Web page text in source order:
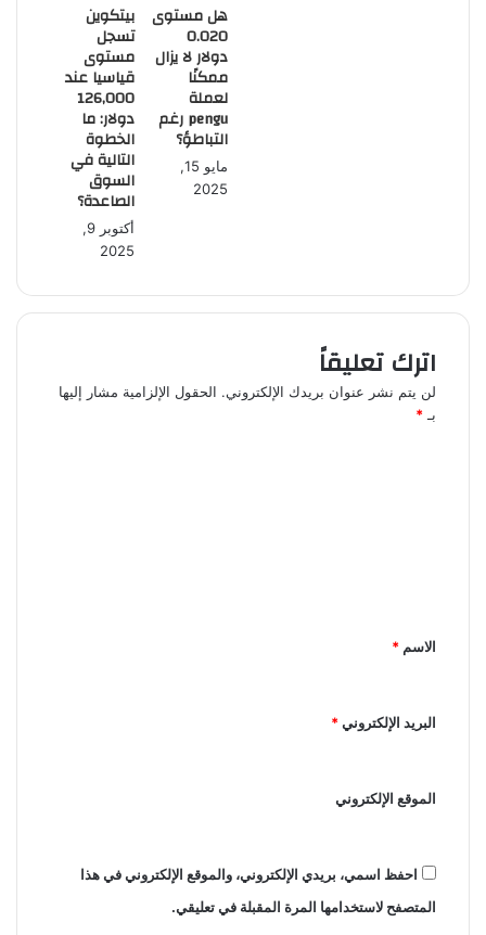
هل مستوى
0.020
دولار لا يزال
ممكنًا
لعملة
pengu رغم
التباطؤ؟
مايو 15,
2025
بيتكوين
تسجل
مستوى
قياسيا عند
126,000
دولار: ما
الخطوة
التالية في
السوق
الصاعدة؟
أكتوبر 9,
2025
اترك تعليقاً
لن يتم نشر عنوان بريدك الإلكتروني. الحقول الإلزامية مشار إليها
بـ *
ق
الاسم *
البريد الإلكتروني*
الموقع الإلكتروني
احفظ اسمي، بريدي الإلكتروني، والموقع الإلكتروني في هذا
المتصفح لاستخدامها المرة المقبلة في تعليقي.